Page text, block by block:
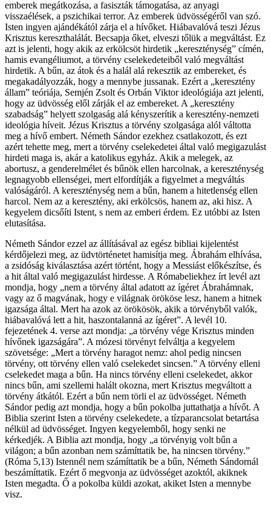
emberek megátkozása, a fasiszták támogatása, az anyagi
visszaélések, a pszichikai terror. Az emberek üdvösségéről van szó.
Isten ingyen ajándékától zárja el a hívőket. Hiábavalóvá teszi Jézus
Krisztus kereszthalálát. Becsapja őket, elveszi tőlük a megváltást. Ez
azt is jelenti, hogy akik az erkölcsöt hirdetik „kereszténység” címén,
hamis evangéliumot, a törvény cselekedeteiből való megváltást
hirdetik. A bűn, az átok és a halál alá rekesztik az embereket, és
megakadályozzák, hogy a mennybe jussanak. Ezért a „keresztény
állam” teóriája, Semjén Zsolt és Orbán Viktor ideológiája azt jelenti,
hogy az üdvösség elől zárják el az embereket. A „keresztény
szabadság” helyett szolgaság alá kényszerítik a keresztény-nemzeti
ideológia híveit. Jézus Krisztus a törvény szolgasága alól váltotta
meg a hívő embert. Németh Sándor ezekhez csatlakozott, és ezt
azért tehette meg, mert a törvény cselekedetei által való megigazulást
hirdeti maga is, akár a katolikus egyház. Akik a melegek, az
abortusz, a genderelmélet és bűnök ellen harcolnak, a kereszténység
legnagyobb ellenségei, mert elfordítják a figyelmet a megváltás
valóságáról. A kereszténység nem a bűn, hanem a hitetlenség ellen
harcol. Nem az a keresztény, aki erkölcsös, hanem az, aki hisz. A
kegyelem dicsőíti Istent, s nem az emberi érdem. Ez utóbbi az Isten
elutasítása.
Németh Sándor ezzel az állításával az egész bibliai kijelentést
kérdőjelezi meg, az üdvtörténetet hamisítja meg. Ábrahám elhívása,
a zsidóság kiválasztása azért történt, hogy a Messiást előkészítse, és
a hit által való megigazulást hirdesse. A Rómabeliekhez írt levél azt
mondja, hogy „nem a törvény által adatott az ígéret Ábrahámnak,
vagy az ő magvának, hogy e világnak örököse lesz, hanem a hitnek
igazsága által. Mert ha azok az örökösök, akik a törvényből valók,
hiábavalóvá lett a hit, haszontalanná az ígéret”. A levél 10.
fejezetének 4. verse azt mondja: „a törvény vége Krisztus minden
hívőnek igazságára”. A mózesi törvényt felváltja a kegyelem
szövetsége: „Mert a törvény haragot nemz: ahol pedig nincsen
törvény, ott törvény ellen való cselekedet sincsen.” A törvény elleni
cselekedet maga a bűn. Ha nincs törvény elleni cselekedet, akkor
nincs bűn, ami szellemi halált okozna, mert Krisztus megváltott a
törvény átkától. Ezért a bűn nem törli el az üdvösséget. Németh
Sándor pedig azt mondja, hogy a bűn pokolba juttathatja a hívőt. A
Biblia szerint Isten a törvény cselekedete, a tízparancsolat betartása
nélkül ad üdvösséget. Ingyen kegyelemből, hogy senki ne
kérkedjék. A Biblia azt mondja, hogy „a törvényig volt bűn a
világon; a bűn azonban nem számíttatik be, ha nincsen törvény.”
(Róma 5,13) Istennél nem számíttatik be a bűn, Németh Sándornál
beszámíttatik. Ezért ő megvonja az üdvösséget azoktól, akiknek
Isten megadta. Ő a pokolba küldi azokat, akiket Isten a mennybe
visz.